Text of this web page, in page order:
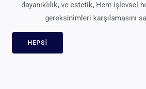
dayanıklılık, ve estetik, Hem işlevsel
gereksinimleri karşılamasını
HEPSI